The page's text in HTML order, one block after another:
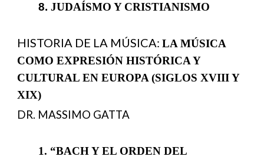
8.JUDAÍSMO Y CRISTIANISMO
HISTORIA DE LA MÚSICA:LA MÚSICA
COMO EXPRESIÓN HISTÓRICA Y
CULTURAL EN EUROPA (SIGLOS XVIII Y
XIX)
DR. MASSIMO GATTA
1.⁠ ⁠“BACH Y EL ORDEN DEL